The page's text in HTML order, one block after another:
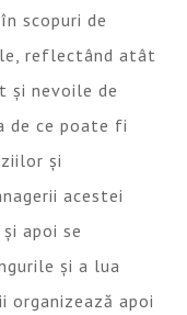
scopuri de
reflectând atât
și nevoile de
de ce poate fi
și
acestei
apoi se
și a lua
organizează apoi